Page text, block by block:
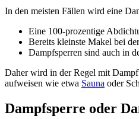
In den meisten Fällen wird eine
Eine 100-prozentige
Bereits kleinste Makel bei
Dampfsperren sind auch in
Daher wird in der Regel mit
aufweisen wie etwa Sauna oder
Dampfsperre oder